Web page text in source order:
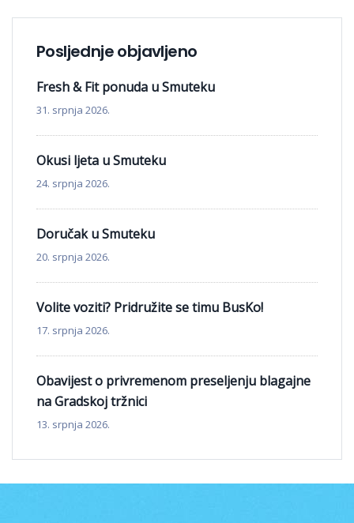
Posljednje objavljeno
Fresh & Fit ponuda u Smuteku
31. srpnja 2026.
Okusi ljeta u Smuteku
24. srpnja 2026.
Doručak u Smuteku
20. srpnja 2026.
Volite voziti? Pridružite se timu BusKo!
17. srpnja 2026.
Obavijest o privremenom preseljenju blagajne
na Gradskoj tržnici
13. srpnja 2026.